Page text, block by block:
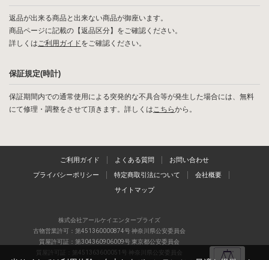
返品が出来る商品と出来ない商品が御座います。
商品ページに記載の【返品区分】をご確認ください。
詳しくはご利用ガイドをご確認ください。
保証規定(時計)
保証期間内での通常使用による突発的な不具合等が発生した場合には、無料
にて修理・調整をさせて頂きます。詳しくはこちらから。
ご利用ガイド よくある質問 お問い合わせ
プライバシーポリシー 特定商取引法について 会社概要
サイトマップ
株式会社アールケイエンタープライズ
古物営業許可：第451360000874号 神奈川県公安委員会
質屋許可証：第304360906009号 東京都公安委員会
質屋許可証：第451363600051号 神奈川県公安委員会